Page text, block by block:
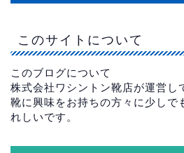
このサイトについて
このブログについて
株式会社ワシントン靴店が運営し
靴に興味をお持ちの方々に少しで
れしいです。